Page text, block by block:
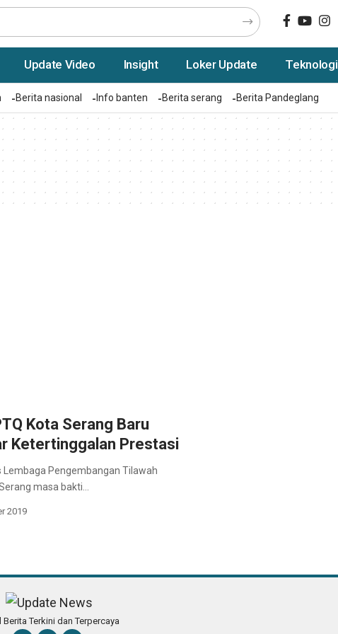
Update Video Insight Loker Update Teknologi
Berita nasional Info banten Berita serang Berita Pandeglang
Kota Serang Baru
Ketertinggalan Prestasi
Lembaga Pengembangan Tilawah
masa bakti…
2019
Berita Terkini dan Terpercaya